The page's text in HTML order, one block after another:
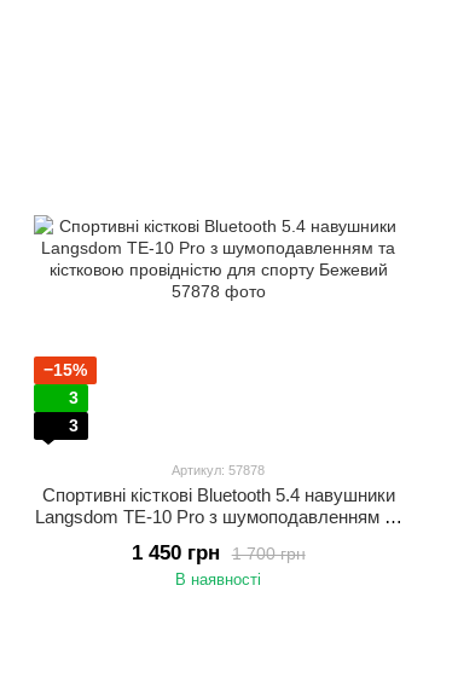
−15%
3
3
Артикул: 57878
Спортивні кісткові Bluetooth 5.4 навушники
Langsdom TE-10 Pro з шумоподавленням та
1 700 грн
1 450 грн
В наявності